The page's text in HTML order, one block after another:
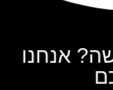
אנחנו